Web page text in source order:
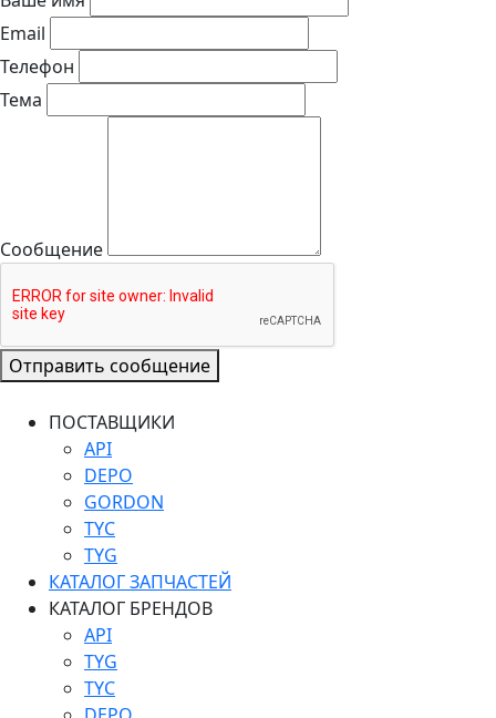
Email
Телефон
Тема
Сообщение
Отправить сообщение
ПОСТАВЩИКИ
API
DEPO
GORDON
TYC
TYG
КАТАЛОГ ЗАПЧАСТЕЙ
КАТАЛОГ БРЕНДОВ
API
TYG
TYC